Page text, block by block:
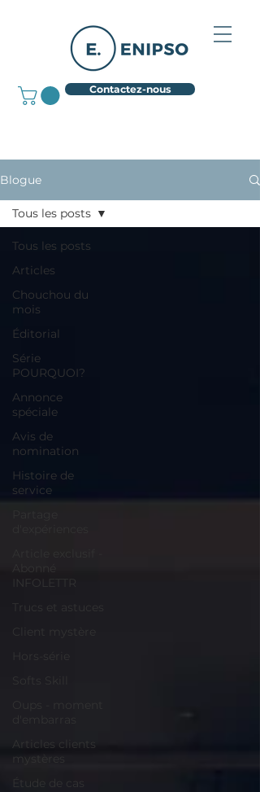
Contactez-nous
Blogue
Tous les posts
Articles
Chouchou du
mois
Éditorial
Série
POURQUOI?
Annonce
spéciale
Avis de
nomination
Histoire de
service
Abonné
INFOLETTR
Trucs et astuces
Articles clients
mystères
Étude de cas
Tous les posts